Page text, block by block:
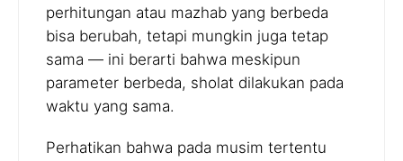
perhitungan atau mazhab yang berbeda
bisa berubah, tetapi mungkin juga tetap
sama — ini berarti bahwa meskipun
parameter berbeda, sholat dilakukan pada
waktu yang sama.
Perhatikan bahwa pada musim tertentu